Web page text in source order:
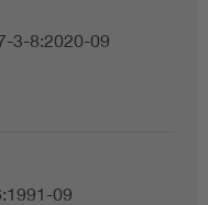
3-8:2020-09
09